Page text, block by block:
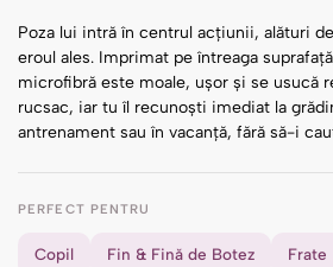
Poza lui intră în centrul acțiunii, alături
eroul ales. Imprimat pe întreaga
microfibră este moale, ușor și se usucă
rucsac, iar tu îl recunoști imediat la
antrenament sau în vacanță, fără să-i
PERFECT PENTRU
Copil Fin & Fină de Botez Frate